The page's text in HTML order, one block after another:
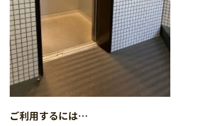
ご利用するには…